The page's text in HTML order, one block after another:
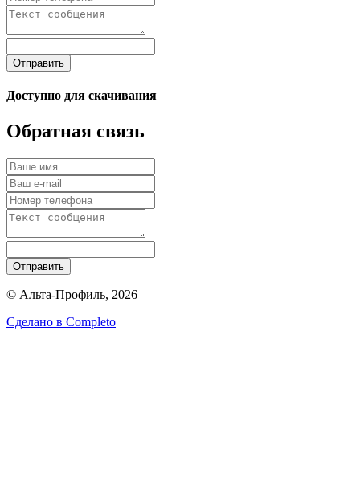
Отправить
Доступно для скачивания
Обратная связь
Отправить
© Альта-Профиль, 2026
Сделано в Completo